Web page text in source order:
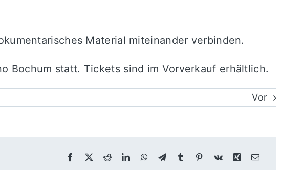
Material miteinander verbinden.
Bochum statt. Tickets sind im Vorverkauf erhältlich.
Vor